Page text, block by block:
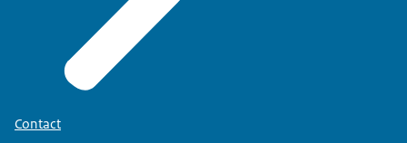
Contact